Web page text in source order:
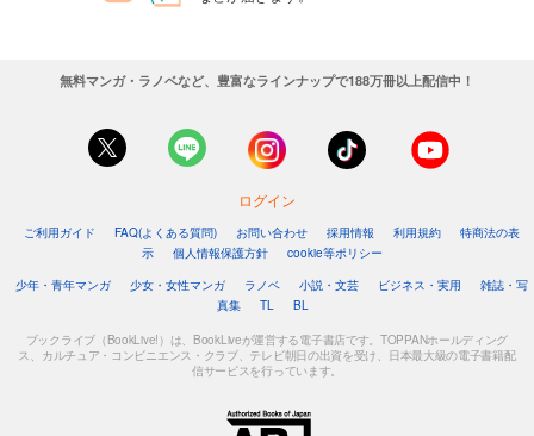
880 円 (税込)
カート
試し読み
あらすじを表示する
週刊東洋経済 2025/8/23号
880 円 (税込)
あらすじを表示する
週刊東洋経済 2025/8/9-16合併号
無料マンガ・ラノベなど、豊富なラインナップで188万冊以上配信中！
ログイン
ご利用ガイド FAQ(よくある質問) お問い合わせ 採用情報 利用規約
特商法の表
示
個人情報保護方針
cookie等ポリシー
少年・青年マンガ
少女・女性マンガ ラノベ 小説・文芸 ビジネス・実用
雑誌・写
真集
TL BL
ブックライブ（BookLive!）は、BookLiveが運営する電子書店です。TOPPANホールディング
ス、カルチュア・コンビニエンス・クラブ、テレビ朝日の出資を受け、日本最大級の電子書籍配
信サービスを行っています。